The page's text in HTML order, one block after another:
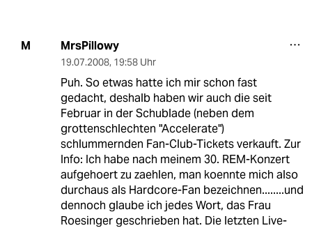
M MrsPillowy
19.07.2008, 19:58 Uhr
Puh. So etwas hatte ich mir schon fast
gedacht, deshalb haben wir auch die seit
Februar in der Schublade (neben dem
grottenschlechten "Accelerate")
schlummernden Fan-Club-Tickets verkauft. Zur
Info: Ich habe nach meinem 30. REM-Konzert
aufgehoert zu zaehlen, man koennte mich also
durchaus als Hardcore-Fan bezeichnen........und
dennoch glaube ich jedes Wort, das Frau
Roesinger geschrieben hat. Die letzten Live-